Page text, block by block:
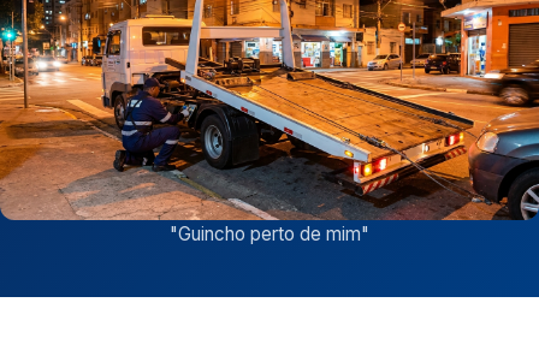
"Guincho perto de mim"